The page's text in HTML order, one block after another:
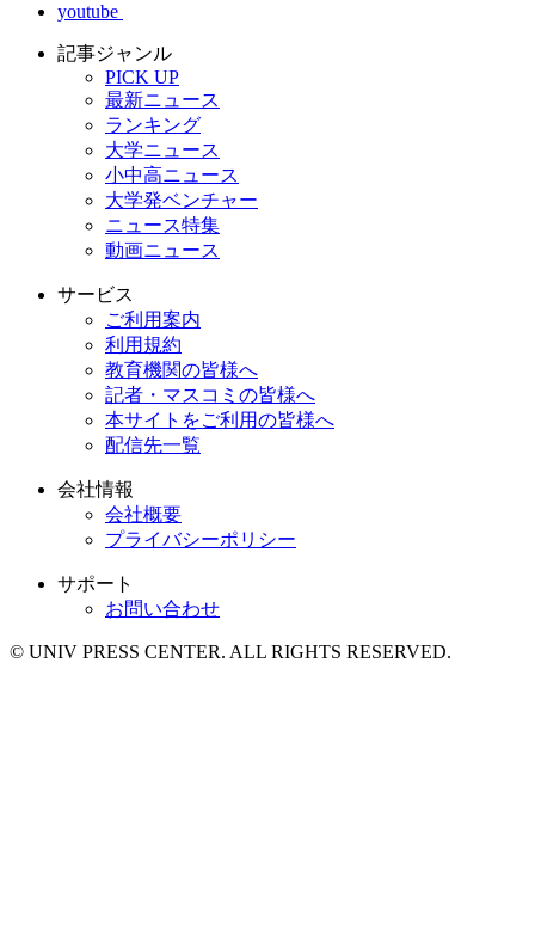
youtube
記事ジャンル
PICK UP
最新ニュース
ランキング
大学ニュース
小中高ニュース
大学発ベンチャー
ニュース特集
動画ニュース
サービス
ご利用案内
利用規約
教育機関の皆様へ
記者・マスコミの皆様へ
本サイトをご利用の皆様へ
配信先一覧
会社情報
会社概要
プライバシーポリシー
サポート
お問い合わせ
© UNIV PRESS CENTER. ALL RIGHTS RESERVED.